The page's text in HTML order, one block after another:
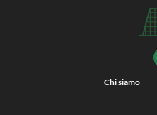
Chi siamo